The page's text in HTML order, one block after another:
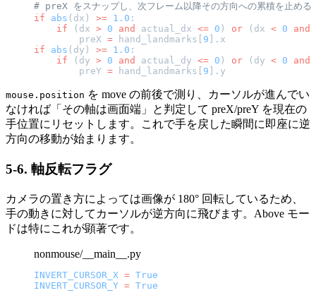
# preX をスナップし、次フレーム以降その方向への累積を止める
if abs (dx) >= 1.0 :
    if
(dx > 0 and actual_dx <= 0 ) or (dx < 0 and
        preX
= hand_landmarks[ 9 ].x
if abs (dy) >= 1.0 :
    if
(dy > 0 and actual_dy <= 0 ) or (dy < 0 and
        preY
= hand_landmarks[ 9 ].y
mouse.position を move の前後で測り、カーソルが進んでい
なければ「その軸は画面端」と判定して preX/preY を現在の
手位置にリセットします。これで手を戻した瞬間に即座に逆
方向の移動が始まります。
5-6. 軸反転フラグ
カメラの置き方によっては画像が 180° 回転しているため、
手の動きに対してカーソルが逆方向に飛びます。Above モー
ドは特にこれが顕著です。
nonmouse/__main__.py
INVERT_CURSOR_X = True
INVERT_CURSOR_Y = True